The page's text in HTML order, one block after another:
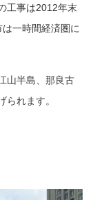
工事は2012年末
一時間経済圏に
山半島、那良古
れます。